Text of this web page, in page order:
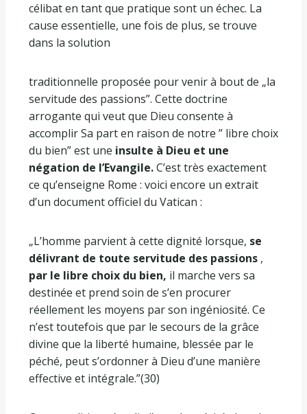
célibat en tant que pratique sont un échec. La
cause essentielle, une fois de plus, se trouve
dans la solution
traditionnelle proposée pour venir à bout de „la
servitude des passions”. Cette doctrine
arrogante qui veut que Dieu consente à
accomplir Sa part en raison de notre ” libre choix
du bien” est une insulte à Dieu et une
négation de l’Evangile.C’est très exactement
ce qu’enseigne Rome : voici encore un extrait
d’un document officiel du Vatican :
„L’homme parvient à cette dignité lorsque, se
délivrant de toute servitude des passions ,
par le libre choix du bien, il marche vers sa
destinée et prend soin de s’en procurer
réellement les moyens par son ingéniosité. Ce
n’est toutefois que par le secours de la grâce
divine que la liberté humaine, blessée par le
péché, peut s’ordonner à Dieu d’une manière
effective et intégrale.”(30)